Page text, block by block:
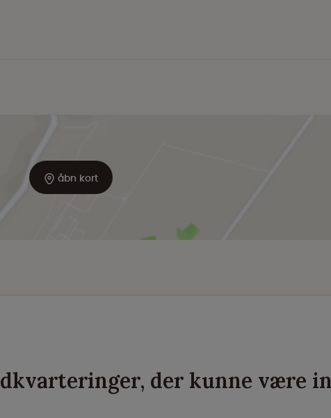
åbn kort
der kunne være